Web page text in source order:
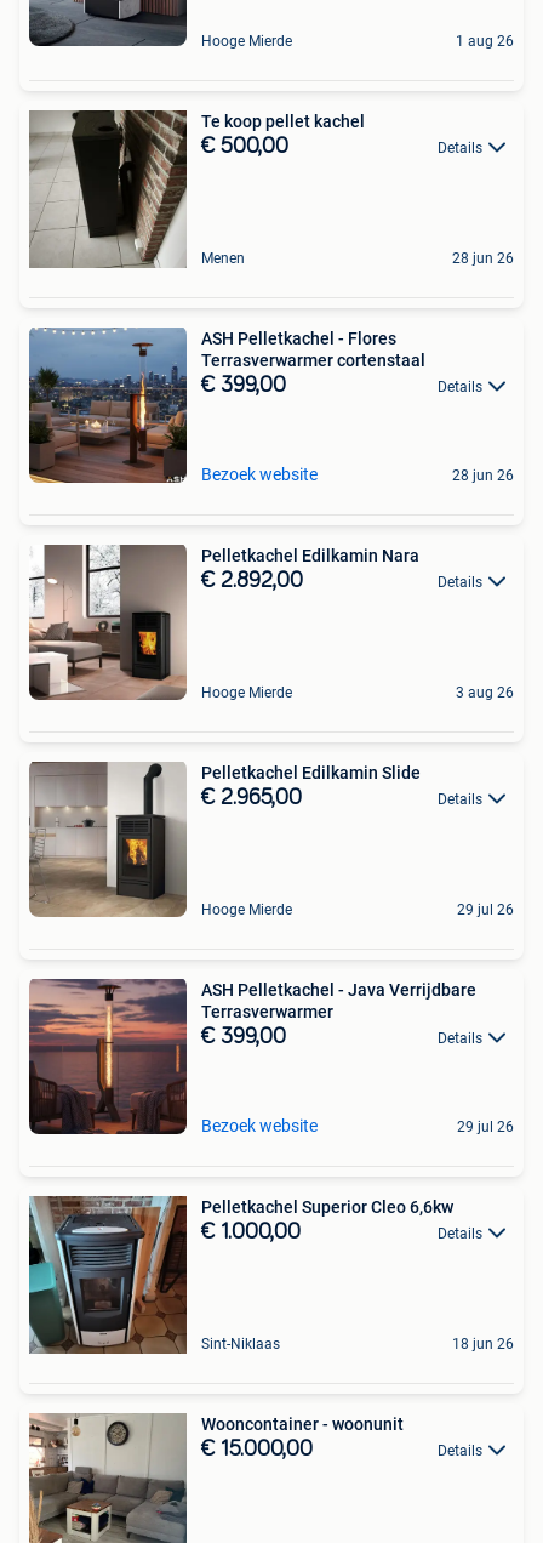
Hooge Mierde 1 aug 26
Te koop pellet kachel
€ 500,00 Details
Menen 28 jun 26
ASH Pelletkachel - Flores
Terrasverwarmer cortenstaal
€ 399,00 Details
Bezoek website 28 jun 26
Pelletkachel Edilkamin Nara
€ 2.892,00 Details
Hooge Mierde 3 aug 26
Pelletkachel Edilkamin Slide
€ 2.965,00 Details
Hooge Mierde 29 jul 26
ASH Pelletkachel - Java Verrijdbare
Terrasverwarmer
€ 399,00 Details
Bezoek website 29 jul 26
Pelletkachel Superior Cleo 6,6kw
€ 1.000,00 Details
Sint-Niklaas 18 jun 26
Wooncontainer - woonunit
€ 15.000,00 Details